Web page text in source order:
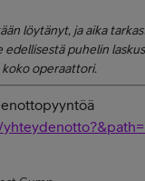
löytänyt, ja aika
puhelin
operaattori.